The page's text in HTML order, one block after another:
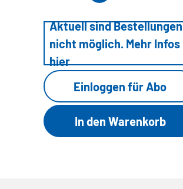
Aktuell sind Bestellungen
nicht möglich. Mehr Infos
hier
Einloggen für Abo